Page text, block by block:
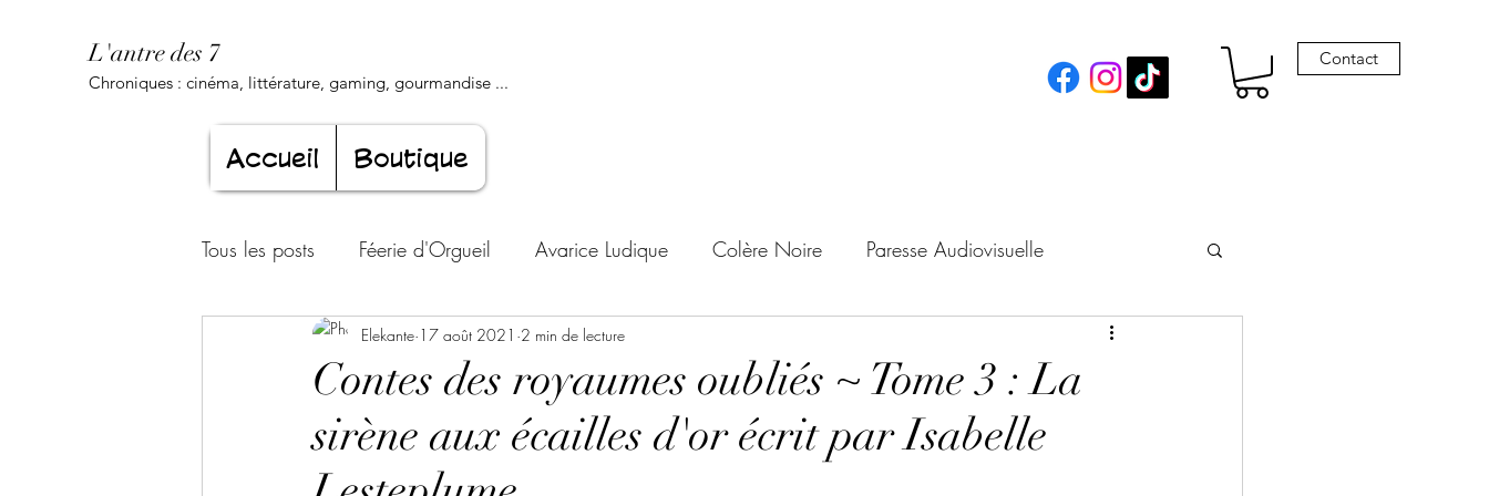
L'antre des 7
Chroniques : cinéma, littérature, gaming, gourmandise ...
Contact
Accueil Boutique
Tous les posts Féerie d'Orgueil Avarice Ludique Colère Noire Paresse Audiovisuelle
Luxure Envoûtante Gourmandise Proscrite
Jeunesse éternelle Cœur d'adolescent Archives Temporelles Folie Lycéenne Envie de Drames
Contes des royaumes oubliés ~ Tome 3 : La
sirène aux écailles d'or écrit par Isabelle
Elekante 17 août 2021 2 min de lecture